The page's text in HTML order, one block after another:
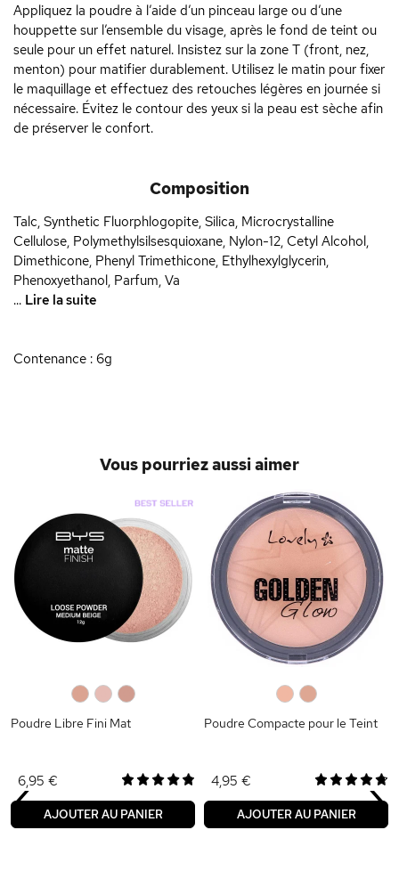
Appliquez la poudre à l’aide d’un pinceau large ou d’une
houppette sur l’ensemble du visage, après le fond de teint ou
seule pour un effet naturel. Insistez sur la zone T (front, nez,
menton) pour matifier durablement. Utilisez le matin pour fixer
le maquillage et effectuez des retouches légères en journée si
nécessaire. Évitez le contour des yeux si la peau est sèche afin
de préserver le confort.
Composition
Talc, Synthetic Fluorphlogopite, Silica, Microcrystalline
Cellulose, Polymethylsilsesquioxane, Nylon-12, Cetyl Alcohol,
Dimethicone, Phenyl Trimethicone, Ethylhexylglycerin,
Phenoxyethanol, Parfum, Va
... Lire la suite
Contenance : 6g
Vous pourriez aussi aimer
Poudre Libre Fini Mat
6,95 €
AJOUTER AU PANIER
Poudre Compacte pour le Teint
4,95 €
AJOUTER AU PANIER
‹ ›